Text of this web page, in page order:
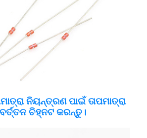
ନିୟନ୍ତ୍ରଣ ପାଇଁ ତାପମାତ୍ରା
ଚିହ୍ନଟ କରନ୍ତୁ।